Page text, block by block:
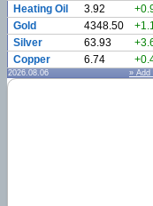
Heating Oil
3.92
Gold
4348.50
Silver
63.93
Copper
6.74
2026.08.06 » Add